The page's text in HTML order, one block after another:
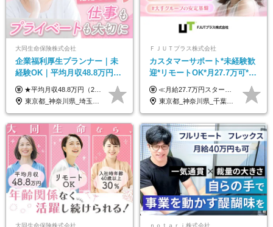
大同生命保険株式会社
企業福利厚生プランナー｜未
経験OK｜平均月収48.8万円｜
リモートOK｜残業ほぼなし｜
転勤なし｜女性活躍中
★平均月収48.8万円（2025年度実績） ★安心の固定給＋賞与年2回＋インセンティブ！手当も充実 月給21万円～23万円＋諸手当＋インセンティブ＋賞与年2回 ※給与は年間平均の税込定例給与です。賞与は含みません。 ※約3週間の研修期間中は日当8000円を支給いたします。 ※試用期間6ヵ月あり（期間中の条件変更なし） ◆東京・神奈川・千葉・埼玉・愛知（一部）・京都・大阪・兵庫（一部）：月給23万円以上 ◆静岡（一部）・三重・岐阜：月給22万円以上 ◆上記以外の地域：月給21万円以上
東京都_神奈川県_埼玉県_千葉県_大阪府_愛知県_北海道_青森県_岩手県_宮城県_秋田県_山形県_福島県_茨城県_栃木県_群馬県_新潟県_山梨県_長野県_富山県_石川県_福井県_静岡県_岐阜県_三重県_兵庫県_京都府_滋賀県_奈良県_和歌山県_広島県_岡山県_鳥取県_島根県_山口県_徳島県_香川県_愛媛県_高知県_福岡県_熊本県_佐賀県_長崎県_大分県_宮崎県_鹿児島県_沖縄県
ＦＪＵＴプラス株式会社
カスタマーサポート*未経験歓
迎*リモートOK*月27.7万可*賞
与年2回*転勤なし*連休
OK/ZE010232
≪月給27.7万円スタートも可／賞与年2回≫ ■月給21万円～27.7万円＋各種手当＋賞与年2回 ※給与は勤務地に応じて変更します ※年齢や経験・スキルなどを考慮して決定します ※時間外手当は全額支給 ※上記は初年度の月給となります ※試用期間3ヶ月（その他待遇に差異はありません） 【固定残業代について】 なし（残業代は、実際の労働時間に応じて別途全額支給）
東京都_神奈川県_千葉県_大阪府_愛知県_北海道_長野県_石川県_広島県_福岡県
大同生命保険株式会社 ｎｏｔａｒｉ株式会社